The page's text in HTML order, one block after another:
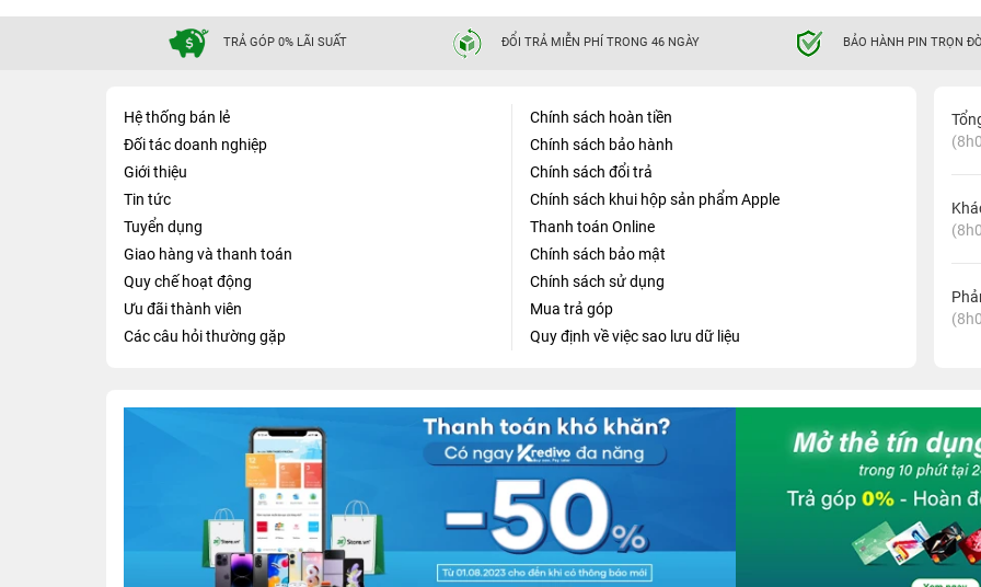
TRẢ GÓP 0% LÃI SUẤT ĐỔI TRẢ MIỄN PHÍ TRONG 46 NGÀY BẢO HÀNH PIN TRỌN
Hệ thống bán lẻ
Đối tác doanh nghiệp
Giới thiệu
Tin tức
Tuyển dụng
Giao hàng và thanh toán
Quy chế hoạt động
Ưu đãi thành viên
Các câu hỏi thường gặp
Chính sách hoàn tiền
Chính sách bảo hành
Chính sách đổi trả
Chính sách khui hộp sản phẩm Apple
Thanh toán Online
Chính sách bảo mật
Chính sách sử dụng
Mua trả góp
Quy định về việc sao lưu dữ liệu